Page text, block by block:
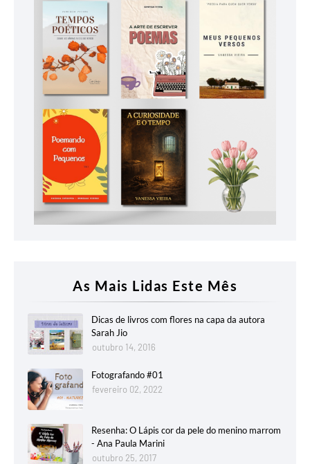
As Mais Lidas Este Mês
Dicas de livros com flores na capa da autora
Sarah Jio
outubro 14, 2016
Fotografando #01
fevereiro 02, 2022
Resenha: O Lápis cor da pele do menino marrom
- Ana Paula Marini
outubro 25, 2017